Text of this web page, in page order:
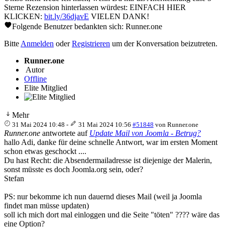
Sterne Rezension hinterlassen würdest: EINFACH HIER
KLICKEN: bit.ly/36djavE VIELEN DANK!
Folgende Benutzer bedankten sich: Runner.one
Bitte Anmelden oderRegistrieren um der Konversation beizutreten.
Runner.one
Autor
Offline
Elite Mitglied
Mehr
31 Mai 2024 10:48 - 31 Mai 2024 10:56 #51848 von Runner.one
Runner.one antwortete auf Update Mail von Joomla - Betrug?
hallo Adi, danke für deine schnelle Antwort, war im ersten Moment
schon etwas geschockt ....
Du hast Recht: die Absendermailadresse ist diejenige der Malerin,
sonst müsste es doch Joomla.org sein, oder?
Stefan
PS: nur bekomme ich nun dauernd dieses Mail (weil ja Joomla
findet man müsse updaten)
soll ich mich dort mal einloggen und die Seite "töten" ???? wäre das
eine Option?